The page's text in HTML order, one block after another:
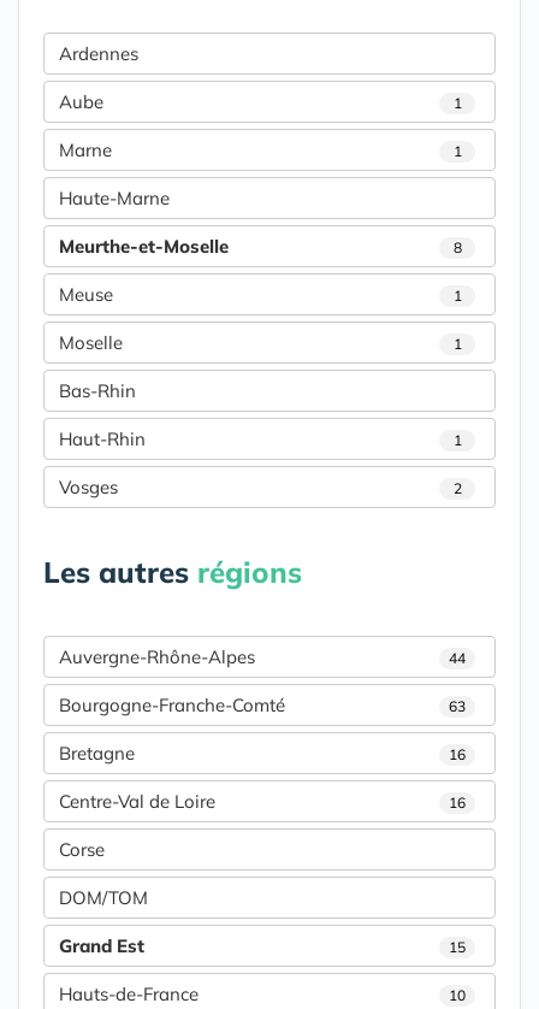
Ardennes
Aube 1
Marne 1
Haute-Marne
Meurthe-et-Moselle 8
Meuse 1
Moselle 1
Bas-Rhin
Haut-Rhin 1
Vosges 2
Les autres régions
Auvergne-Rhône-Alpes 44
Bourgogne-Franche-Comté 63
Bretagne 16
Centre-Val de Loire 16
Corse
DOM/TOM
Grand Est 15
Hauts-de-France 10